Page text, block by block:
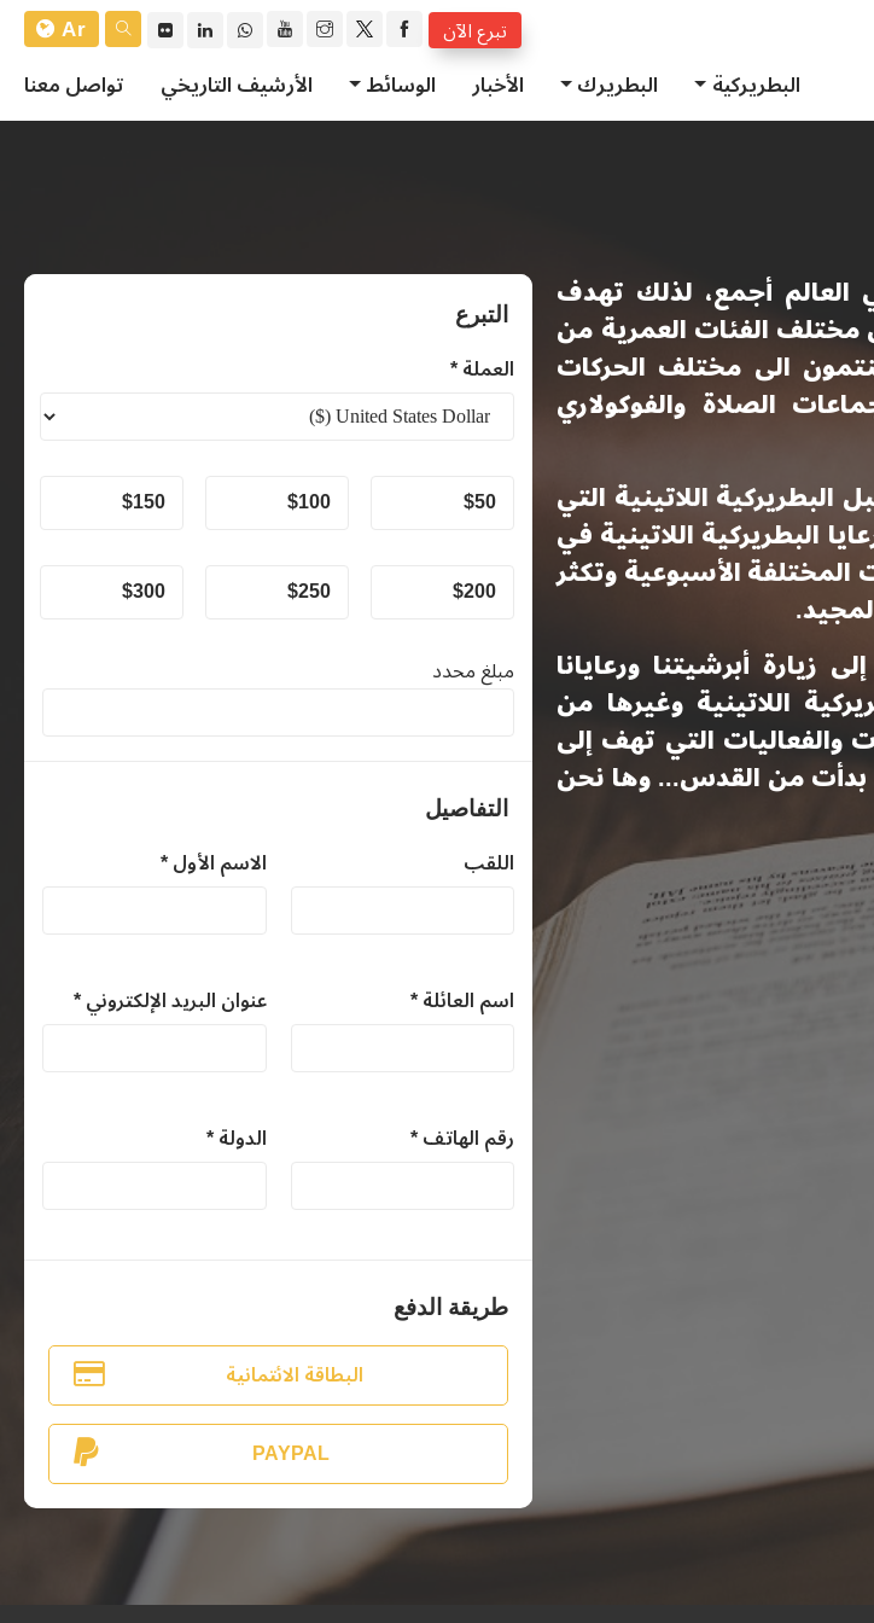
تبرع الآن
Ar
البطريركية
البطريرك الأخبار الوسائط الأرشيف التاريخي تواصل معنا
العالم أجمع، لذلك تهدف
مختلف الفئات العمرية من
الى مختلف الحركات
الصلاة والفوكولاري
اللاتينية التي
البطريركية اللاتينية في
الأسبوعية وتكثر
أبرشيتنا ورعايانا
اللاتينية وغيرها من
التي تهف إلى
بدأت من القدس... وها نحن
التبرع
العملة *
$50
$100
$150
$200
$250
$300
مبلغ محدد
التفاصيل
اللقب الاسم الأول *
اسم العائلة * عنوان البريد الإلكتروني *
رقم الهاتف * الدولة *
طريقة الدفع
البطاقة الائتمانية
PAYPAL